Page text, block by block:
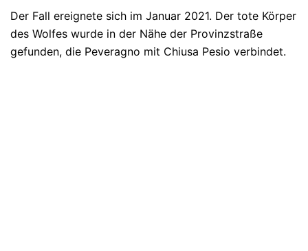
Der Fall ereignete sich im Januar 2021. Der tote Körper
des Wolfes wurde in der Nähe der Provinzstraße
gefunden, die Peveragno mit Chiusa Pesio verbindet.